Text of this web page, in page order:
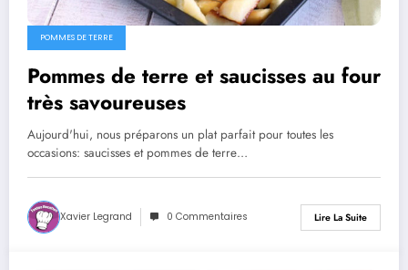
POMMES DE TERRE
Pommes de terre et saucisses au four
très savoureuses
Aujourd'hui, nous préparons un plat parfait pour toutes les
occasions: saucisses et pommes de terre…
Xavier Legrand 0 Commentaires Lire La Suite